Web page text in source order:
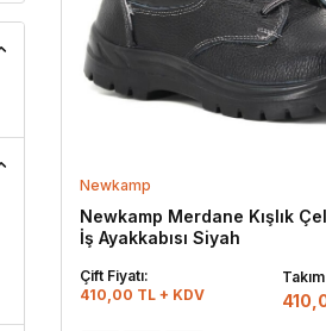
Newkamp
Newkamp Merdane Kışlık
İş Ayakkabısı Siyah
Çift Fiyatı:
410,00 TL + KDV